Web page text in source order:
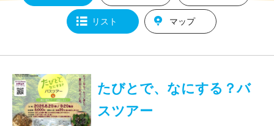
リスト マップ
たびとで、なにする？バ
スツアー